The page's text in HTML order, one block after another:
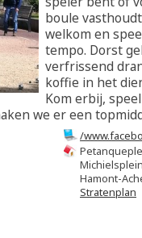
boule
welkom en
tempo. Dorst
verfrissend
koffie in het
Kom erbij,
we er een
/
Hamont-
Stratenplan